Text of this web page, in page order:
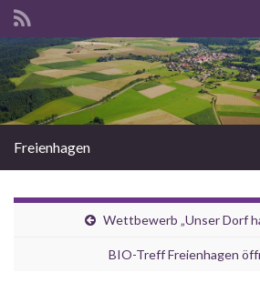
Search for:
Freienhagen
Wettbewerb „Unser Dorf
BIO-Treff Freienhagen